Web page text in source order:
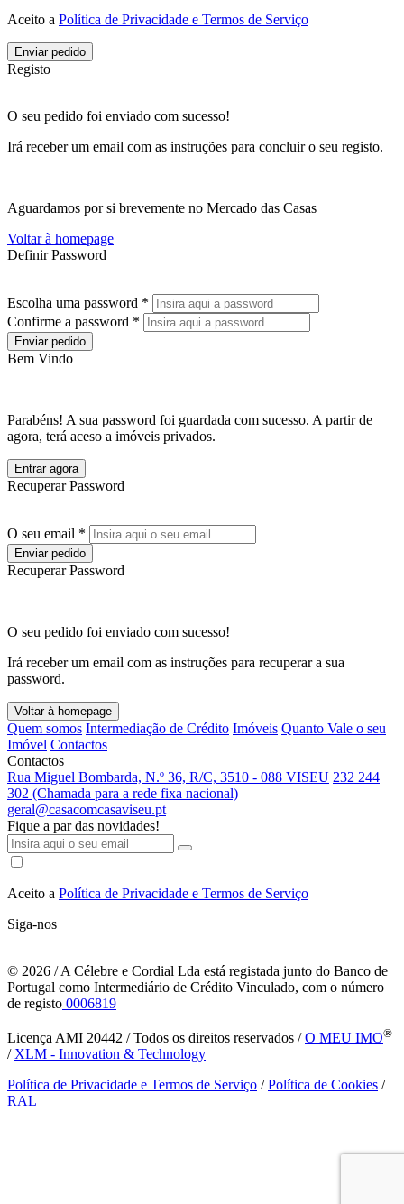
Aceito a Política de Privacidade e Termos de Serviço
Enviar pedido
Registo
O seu pedido foi enviado com sucesso!
Irá receber um email com as instruções para concluir o seu registo.
Aguardamos por si brevemente no Mercado das Casas
Voltar à homepage
Definir Password
Escolha uma password *
Confirme a password *
Enviar pedido
Bem Vindo
Parabéns! A sua password foi guardada com sucesso. A partir de
agora, terá aceso a imóveis privados.
Entrar agora
Recuperar Password
O seu email *
Enviar pedido
Recuperar Password
O seu pedido foi enviado com sucesso!
Irá receber um email com as instruções para recuperar a sua
password.
Voltar à homepage
Quem somos Intermediação de Crédito Imóveis Quanto Vale o seu
Imóvel Contactos
Contactos
Rua Miguel Bombarda, N.º 36, R/C, 3510 - 088 VISEU 232 244
302 (Chamada para a rede fixa nacional)
geral@casacomcasaviseu.pt
Fique a par das novidades!
Aceito a Política de Privacidade e Termos de Serviço
Siga-nos
© 2026 / A Célebre e Cordial Lda está registada junto do Banco de
Portugal como Intermediário de Crédito Vinculado, com o número
de registo 0006819
Licença AMI 20442 / Todos os direitos reservados /O MEU IMO®
/ XLM - Innovation & Technology
Política de Privacidade e Termos de Serviço /Política de Cookies /
RAL